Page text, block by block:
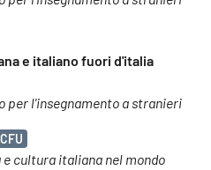
e italiano fuori d'italia
per l'insegnamento a stranieri
e cultura italiana nel mondo